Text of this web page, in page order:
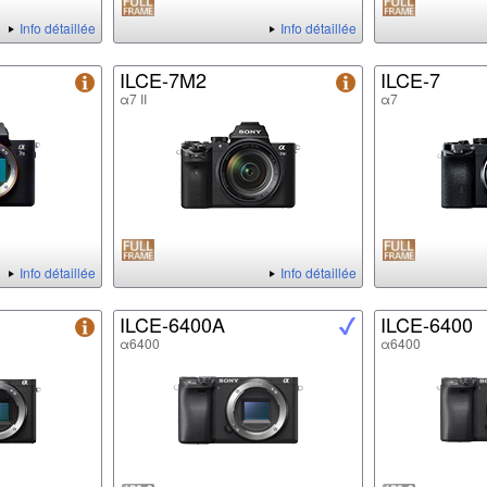
Info détaillée Info détaillée
Info détaillée
ILCE-7M2
α7 II
Info détaillée
ILCE-7
α7
ILCE-6400A
α6400
ILCE-6400
α6400